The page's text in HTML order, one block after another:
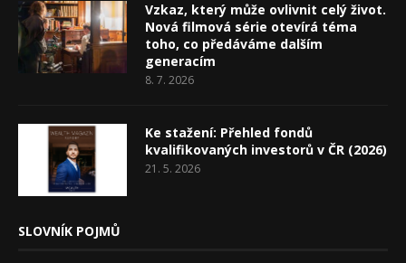
Vzkaz, který může ovlivnit celý život.
Nová filmová série otevírá téma
toho, co předáváme dalším
generacím
8. 7. 2026
Ke stažení: Přehled fondů
kvalifikovaných investorů v ČR (2026)
21. 5. 2026
SLOVNÍK POJMŮ